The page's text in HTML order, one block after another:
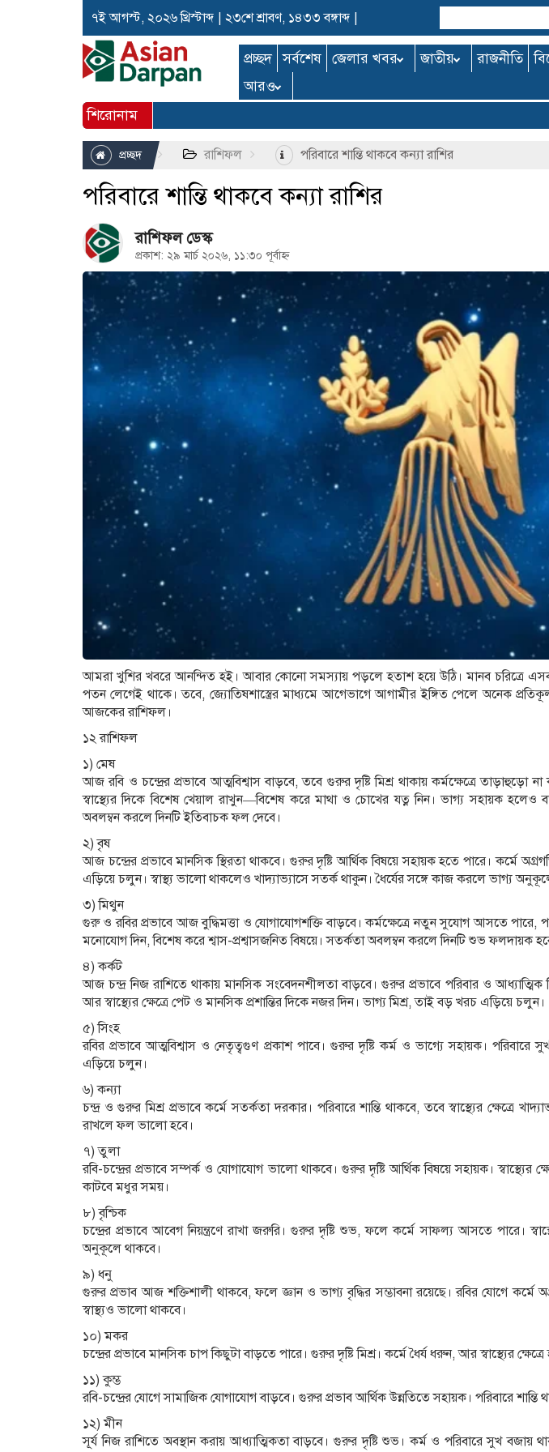
৭ই আগস্ট, ২০২৬ খ্রিস্টাব্দ ২৩শে শ্রাবণ, ১৪৩৩ বঙ্গাব্দ
প্রচ্ছদ সর্বশেষ জেলার খবর জাতীয় রাজনীতি
আরও
শিরোনাম
প্রচ্ছদ রাশিফল পরিবারে শান্তি থাকবে কন্যা রাশির
পরিবারে শান্তি থাকবে কন্যা রাশির
রাশিফল ডেস্ক
প্রকাশ: ২৯ মার্চ ২০২৬, ১১:৩০ পূর্বাহ্ন
আমরা খুশির খবরে আনন্দিত হই। আবার কোনো সমস্যায় পড়লে হতাশ হয়ে উঠি। মানব চরিত্রে এসব
পতন লেগেই থাকে। তবে, জ্যোতিষশাস্ত্রের মাধ্যমে আগেভাগে আগামীর ইঙ্গিত পেলে অনেক
আজকের রাশিফল।
১২ রাশিফল
১) মেষ
আজ রবি ও চন্দ্রের প্রভাবে আত্মবিশ্বাস বাড়বে, তবে গুরুর দৃষ্টি মিশ্র থাকায় কর্মক্ষেত্রে তাড়াহুড়ো
স্বাস্থ্যের দিকে বিশেষ খেয়াল রাখুন—বিশেষ করে মাথা ও চোখের যত্ন নিন। ভাগ্য সহায়ক
অবলম্বন করলে দিনটি ইতিবাচক ফল দেবে।
২) বৃষ
আজ চন্দ্রের প্রভাবে মানসিক স্থিরতা থাকবে। গুরুর দৃষ্টি আর্থিক বিষয়ে সহায়ক হতে পারে। কর্মে
এড়িয়ে চলুন। স্বাস্থ্য ভালো থাকলেও খাদ্যাভ্যাসে সতর্ক থাকুন। ধৈর্যের সঙ্গে কাজ করলে ভাগ্য
৩) মিথুন
গুরু ও রবির প্রভাবে আজ বুদ্ধিমত্তা ও যোগাযোগশক্তি বাড়বে। কর্মক্ষেত্রে নতুন সুযোগ আসতে পারে,
মনোযোগ দিন, বিশেষ করে শ্বাস-প্রশ্বাসজনিত বিষয়ে। সতর্কতা অবলম্বন করলে দিনটি শুভ ফলদায়ক
৪) কর্কট
আজ চন্দ্র নিজ রাশিতে থাকায় মানসিক সংবেদনশীলতা বাড়বে। গুরুর প্রভাবে পরিবার ও আধ্যাত্মিক
আর স্বাস্থ্যের ক্ষেত্রে পেট ও মানসিক প্রশান্তির দিকে নজর দিন। ভাগ্য মিশ্র, তাই বড় খরচ এড়িয়ে চলুন।
৫) সিংহ
রবির প্রভাবে আত্মবিশ্বাস ও নেতৃত্বগুণ প্রকাশ পাবে। গুরুর দৃষ্টি কর্ম ও ভাগ্যে সহায়ক। পরিবারে
এড়িয়ে চলুন।
৬) কন্যা
চন্দ্র ও গুরুর মিশ্র প্রভাবে কর্মে সতর্কতা দরকার। পরিবারে শান্তি থাকবে, তবে স্বাস্থ্যের ক্ষেত্রে
রাখলে ফল ভালো হবে।
৭) তুলা
রবি-চন্দ্রের প্রভাবে সম্পর্ক ও যোগাযোগ ভালো থাকবে। গুরুর দৃষ্টি আর্থিক বিষয়ে সহায়ক। স্বাস্থ্যের
কাটবে মধুর সময়।
৮) বৃশ্চিক
চন্দ্রের প্রভাবে আবেগ নিয়ন্ত্রণে রাখা জরুরি। গুরুর দৃষ্টি শুভ, ফলে কর্মে সাফল্য আসতে পারে।
অনুকূলে থাকবে।
৯) ধনু
গুরুর প্রভাব আজ শক্তিশালী থাকবে, ফলে জ্ঞান ও ভাগ্য বৃদ্ধির সম্ভাবনা রয়েছে। রবির যোগে কর্মে
স্বাস্থ্যও ভালো থাকবে।
১০) মকর
চন্দ্রের প্রভাবে মানসিক চাপ কিছুটা বাড়তে পারে। গুরুর দৃষ্টি মিশ্র। কর্মে ধৈর্য ধরুন, আর স্বাস্থ্যের
১১) কুম্ভ
রবি-চন্দ্রের যোগে সামাজিক যোগাযোগ বাড়বে। গুরুর প্রভাব আর্থিক উন্নতিতে সহায়ক। পরিবারে শান্তি
১২) মীন
সূর্য নিজ রাশিতে অবস্থান করায় আধ্যাত্মিকতা বাড়বে। গুরুর দৃষ্টি শুভ। কর্ম ও পরিবারে সুখ বজায়